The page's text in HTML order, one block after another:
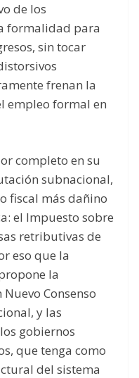
de los
formalidad para
sin tocar
frenan la
empleo formal en
completo en su
subnacional,
fiscal más dañino
el Impuesto sobre
retributivas de
eso que la
la
Consenso
y las
gobiernos
que tenga como
del sistema